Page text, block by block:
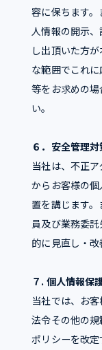
容に保ちます
人情報の開示
し出頂いた方
な範囲でこれ
等をお求めの
い。
６．安全管理対
当社は、不正
からお客様の
置を講じます
員及び業務委
的に見直し・改
７. 個人情報保
当社では、お
法令その他の
ポリシーを改